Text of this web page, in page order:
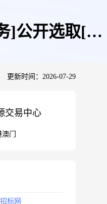
]公开选取[工
更新时间：2026-07-29
交易中心
澳门
标网